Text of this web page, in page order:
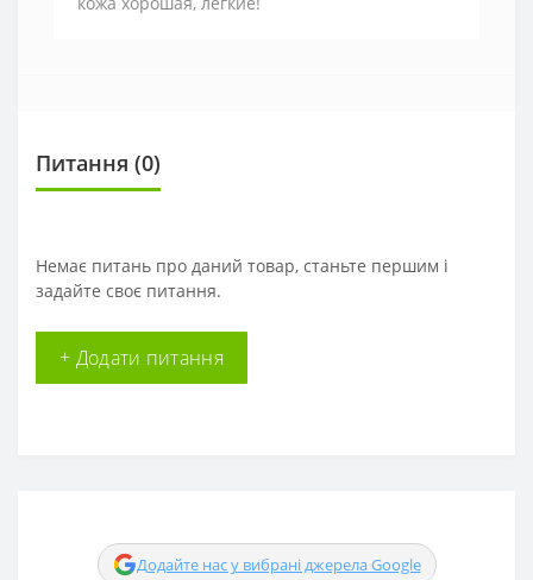
Питання (0)
Немає питань про даний товар, станьте першим і
задайте своє питання.
+ Додати питання
Додайте нас у вибрані джерела Google